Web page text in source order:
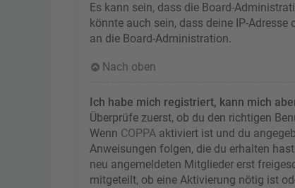
Es kann sein, dass die Board-
könnte auch sein, dass deine IP-
an die Board-Administration.
Nach oben
Ich habe mich registriert, kann mich
Überprüfe zuerst, ob du den richtigen
Wenn COPPA aktiviert ist und du
Anweisungen folgen, die du erhalten
neu angemeldeten Mitglieder erst
mitgeteilt, ob eine Aktivierung nötig ist